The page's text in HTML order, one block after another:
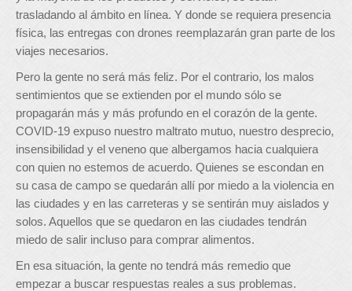
trasladando al ámbito en línea. Y donde se requiera presencia
física, las entregas con drones reemplazarán gran parte de los
viajes necesarios.
Pero la gente no será más feliz. Por el contrario, los malos
sentimientos que se extienden por el mundo sólo se
propagarán más y más profundo en el corazón de la gente.
COVID-19 expuso nuestro maltrato mutuo, nuestro desprecio,
insensibilidad y el veneno que albergamos hacia cualquiera
con quien no estemos de acuerdo. Quienes se escondan en
su casa de campo se quedarán allí por miedo a la violencia en
las ciudades y en las carreteras y se sentirán muy aislados y
solos. Aquellos que se quedaron en las ciudades tendrán
miedo de salir incluso para comprar alimentos.
En esa situación, la gente no tendrá más remedio que
empezar a buscar respuestas reales a sus problemas.